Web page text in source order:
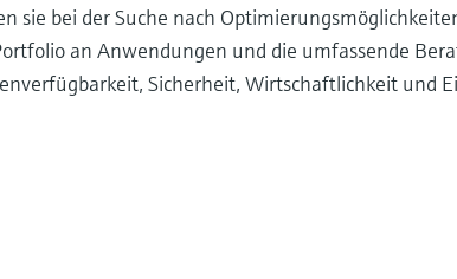
sie bei der Suche nach
an Anwendungen und die umfassende
Sicherheit, Wirtschaftlichkeit und